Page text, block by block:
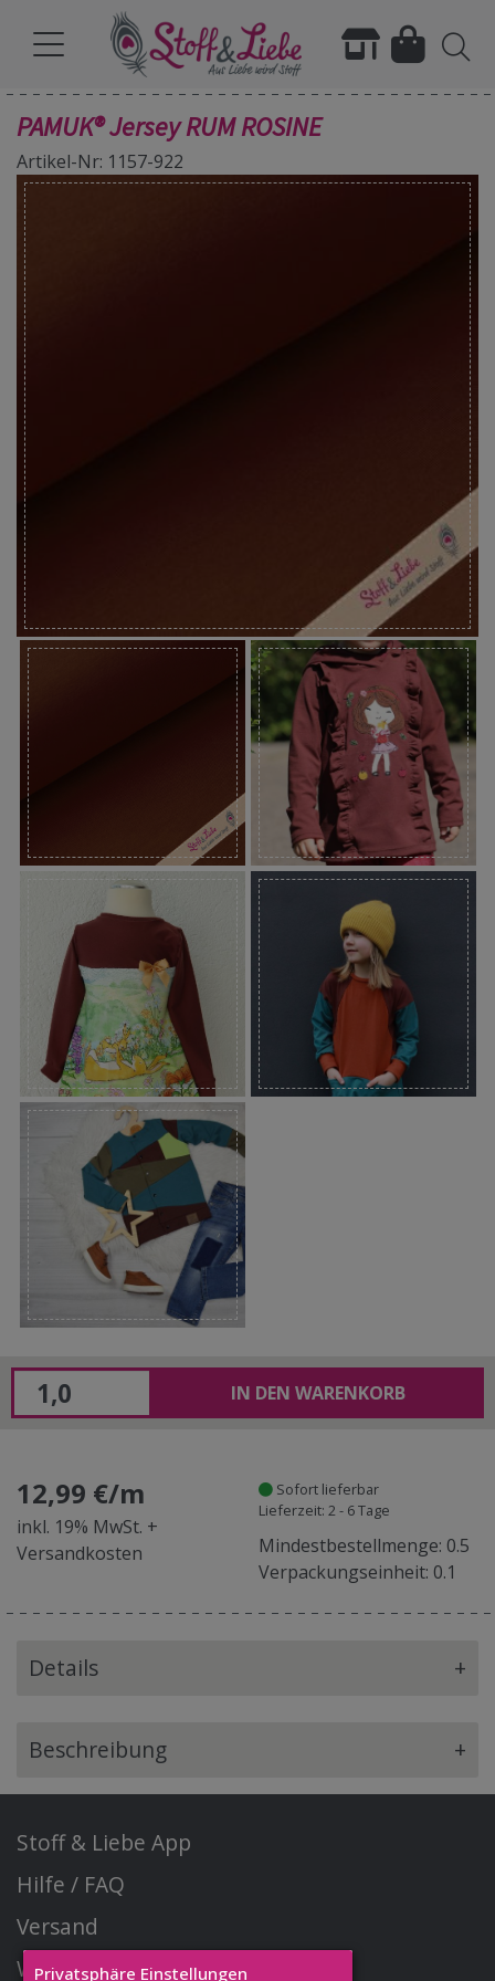
Privatsphäre Einstellungen
PAMUK® Jersey RUM ROSINE
Artikel-Nr: 1157-922
IN DEN WARENKORB
12,99 €/m
inkl. 19% MwSt. +
Versandkosten
Sofort lieferbar
Lieferzeit: 2 - 6 Tage
Mindestbestellmenge: 0.5
Verpackungseinheit: 0.1
Details +
Beschreibung +
Stoff & Liebe App
Hilfe / FAQ
Versand
Widerrufsrecht